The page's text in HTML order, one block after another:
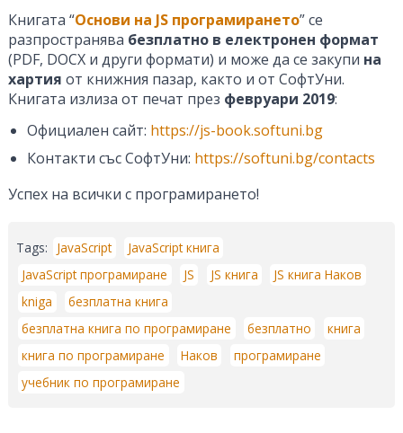
Книгата “Основи на JS програмирането” се
разпространява безплатно в електронен формат
(PDF, DOCX и други формати) и може да се закупи на
хартия от книжния пазар, както и от СофтУни.
Книгата излиза от печат през февруари 2019:
Официален сайт: https://js-book.softuni.bg
Контакти със СофтУни: https://softuni.bg/contacts
Успех на всички с програмирането!
Tags: JavaScript
JavaScript книга
JavaScript програмиране
JS JS книга
JS книга Наков
kniga
безплатна книга
безплатна книга по програмиране
безплатно
книга
книга по програмиране
Наков
програмиране
учебник по програмиране